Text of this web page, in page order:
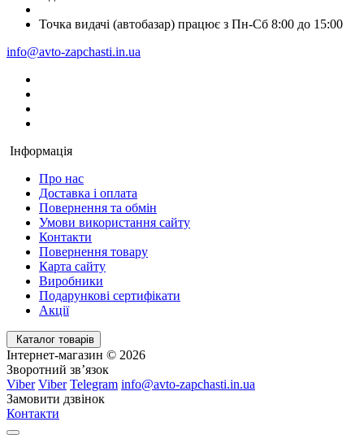
Точка видачі (автобазар) працює з Пн-Сб 8:00 до 15:00
info@avto-zapchasti.in.ua
Інформація
Про нас
Доставка і оплата
Повернення та обмін
Умови використання сайту
Контакти
Повернення товару
Карта сайту
Виробники
Подарункові сертифікати
Акції
Каталог товарів
Інтернет-магазин © 2026
Зворотний зв’язок
Viber Viber Telegram info@avto-zapchasti.in.ua
Замовити дзвінок
Контакти